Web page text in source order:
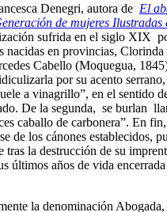
Denegri, autora de El
de mujeres Ilustradas
sufrida en el siglo XIX
nacidas en provincias,
Cabello (Moquegua,
por su acento
a vinagrillo”, en el sentido
De la segunda, se burlan
caballo de carbonera”. En
de los cánones establecidos,
tras la destrucción de su
últimos años de vida
la denominación